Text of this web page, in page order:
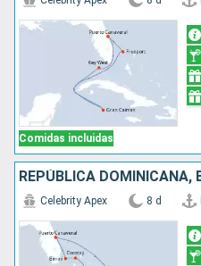
Comidas incluidas
Celebrity Apex 8 d